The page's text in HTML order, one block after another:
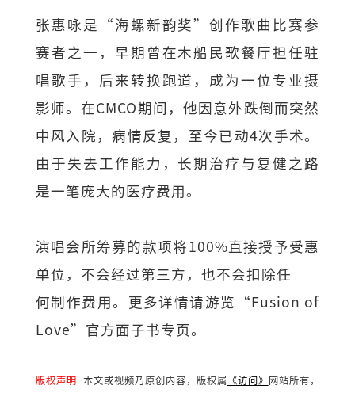
张惠咏是“海螺新韵奖”创作歌曲比赛参
赛者之一，早期曾在木船民歌餐厅担任驻
唱歌手，后来转换跑道，成为一位专业摄
影师。在CMCO期间，他因意外跌倒而突然
中风入院，病情反复，至今已动4次手术。
由于失去工作能力，长期治疗与复健之路
是一笔庞大的医疗费用。
演唱会所筹募的款项将100%直接授予受惠
单位，不会经过第三方，也不会扣除任
何制作费用。更多详情请游览“Fusion of
Love”官方面子书专页。
版权声明 本文或视频乃原创内容，版权属 《访问》 网站所有，